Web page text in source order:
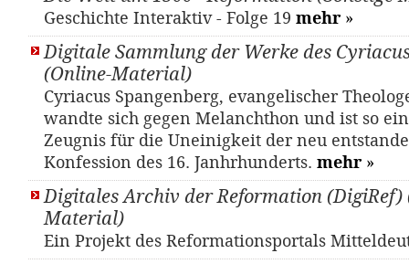
Geschichte Interaktiv - Folge 19 mehr »
Digitale Sammlung der Werke des
(Online-Material)
Cyriacus Spangenberg, evangelischer
wandte sich gegen Melanchthon und ist so
Zeugnis für die Uneinigkeit der neu
Konfession des 16. Janhrhunderts. mehr »
Digitales Archiv der Reformation (DigiRef)
Material)
Ein Projekt des Reformationsportals